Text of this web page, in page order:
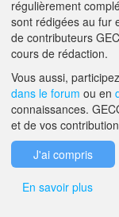
A
régulièrement
sont rédigées au fur
de contributeurs
cours de rédaction.
Vous aussi,
dans le forum ou en
connaissances.
et de vos
J'ai compris
En savoir plus